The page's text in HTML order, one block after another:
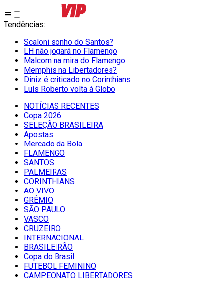
Tendências:
Scaloni sonho do Santos?
LH não jogará no Flamengo
Malcom na mira do Flamengo
Memphis na Libertadores?
Diniz é criticado no Corinthians
Luís Roberto volta à Globo
NOTÍCIAS RECENTES
Copa 2026
SELEÇÃO BRASILEIRA
Apostas
Mercado da Bola
FLAMENGO
SANTOS
PALMEIRAS
CORINTHIANS
AO VIVO
GRÊMIO
SĀO PAULO
VASCO
CRUZEIRO
INTERNACIONAL
BRASILEIRÃO
Copa do Brasil
FUTEBOL FEMININO
CAMPEONATO LIBERTADORES